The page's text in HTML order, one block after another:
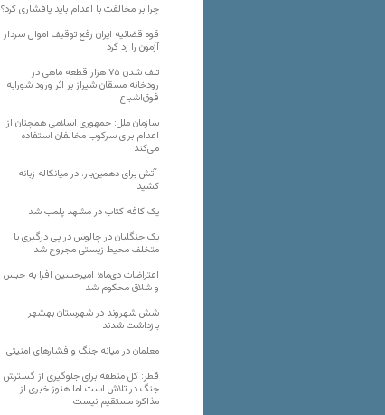
چرا بر مخالفت با اعدام باید پافشاری کرد؟
قوه قضائیه ایران رفع توقیف اموال سردار
آزمون را رد کرد
تلف شدن ۷۵ هزار قطعه ماهی در
رودخانه مسقان شیراز بر اثر ورود شورابه
فوق‌اشباع
سازمان ملل: جمهوری اسلامی همچنان از
اعدام برای سرکوب مخالفان استفاده
می‌کند
آتش برای دهمین‌بار، در میانکاله زبانه
کشید
یک کافه کتاب در مشهد پلمب شد
یک جنگلبان در چالوس در پی درگیری با
متخلف محیط زیستی مجروح شد
اعتراضات دی‌ماه؛ امیرحسین افرا به حبس
و شلاق محکوم شد
شش شهروند در شهرستان بهشهر
بازداشت شدند
معلمان در میانه جنگ و فشارهای امنیتی
قطر: کل منطقه برای جلوگیری از گسترش
جنگ در تلاش است اما هنوز خبری از
مذاکره مستقیم نیست